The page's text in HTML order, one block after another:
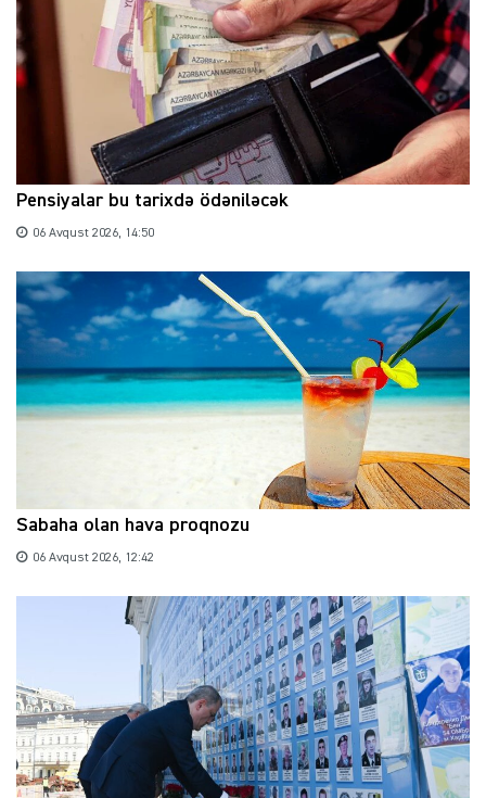
Pensiyalar bu tarixdə ödəniləcək
06 Avqust 2026, 14:50
Sabaha olan hava proqnozu
06 Avqust 2026, 12:42